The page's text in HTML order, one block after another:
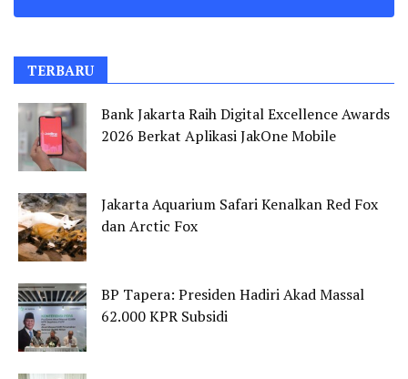
TERBARU
Bank Jakarta Raih Digital Excellence Awards
2026 Berkat Aplikasi JakOne Mobile
Jakarta Aquarium Safari Kenalkan Red Fox
dan Arctic Fox
BP Tapera: Presiden Hadiri Akad Massal
62.000 KPR Subsidi